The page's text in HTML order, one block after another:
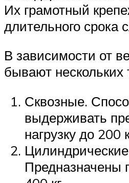
Их грамотный
длительного срока
В зависимости от
бывают нескольких
Сквозные.
выдерживать
нагрузку до 200
Предназначены